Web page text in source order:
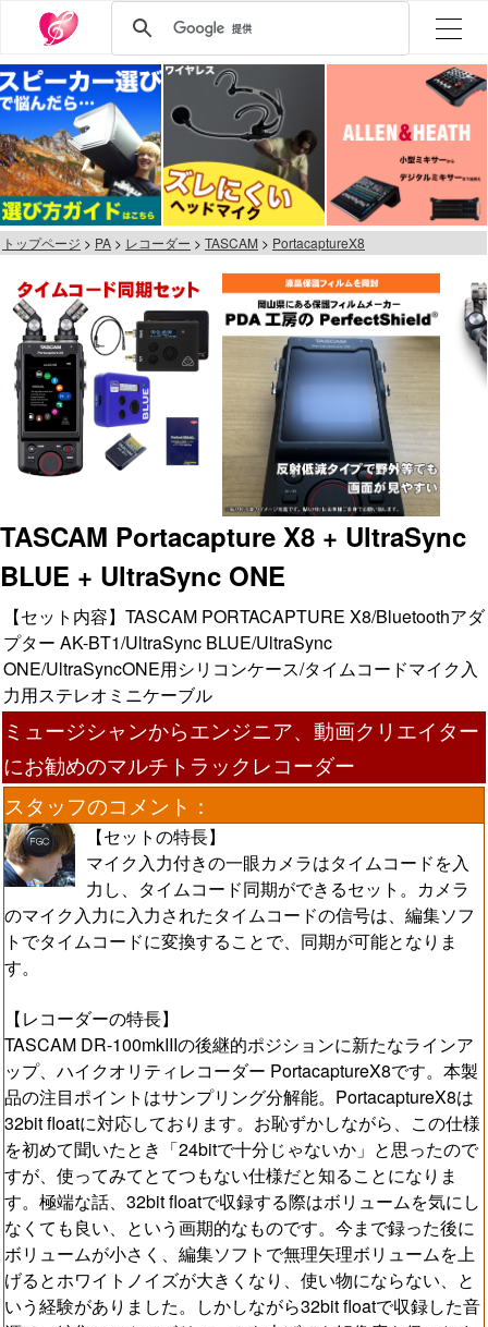
トップページ PA レコーダー TASCAM PortacaptureX8
TASCAM Portacapture X8 + UltraSync
BLUE + UltraSync ONE
【セット内容】TASCAM PORTACAPTURE X8/Bluetoothアダ
プター AK-BT1/UltraSync BLUE/UltraSync
ONE/UltraSyncONE用シリコンケース/タイムコードマイク入
力用ステレオミニケーブル
ミュージシャンからエンジニア、動画クリエイター
にお勧めのマルチトラックレコーダー
スタッフのコメント：
【セットの特長】
マイク入力付きの一眼カメラはタイムコードを入
力し、タイムコード同期ができるセット。カメラ
のマイク入力に入力されたタイムコードの信号は、編集ソフ
トでタイムコードに変換することで、同期が可能となりま
す。
【レコーダーの特長】
TASCAM DR-100mkIIIの後継的ポジションに新たなラインア
ップ、ハイクオリティレコーダー PortacaptureX8です。本製
品の注目ポイントはサンプリング分解能。PortacaptureX8は
32bit floatに対応しております。お恥ずかしながら、この仕様
を初めて聞いたとき「24bitで十分じゃないか」と思ったので
すが、使ってみてとてつもない仕様だと知ることになりま
す。極端な話、32bit floatで収録する際はボリュームを気にし
なくても良い、という画期的なものです。今まで録った後に
ボリュームが小さく、編集ソフトで無理矢理ボリュームを上
げるとホワイトノイズが大きくなり、使い物にならない、と
いう経験がありました。しかしながら32bit floatで収録した音